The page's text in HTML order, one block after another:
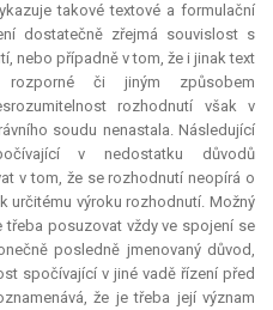
takové textové a formulační
dostatečně zřejmá souvislost s
nebo případně v tom, že i jinak text
rozporné či jiným způsobem
rozhodnutí však v
soudu nenastala. Následující
v nedostatku důvodů
v tom, že se rozhodnutí neopírá o
určitému výroku rozhodnutí. Možný
posuzovat vždy ve spojení se
posledně jmenovaný důvod,
spočívající v jiné vadě řízení před
že je třeba její význam